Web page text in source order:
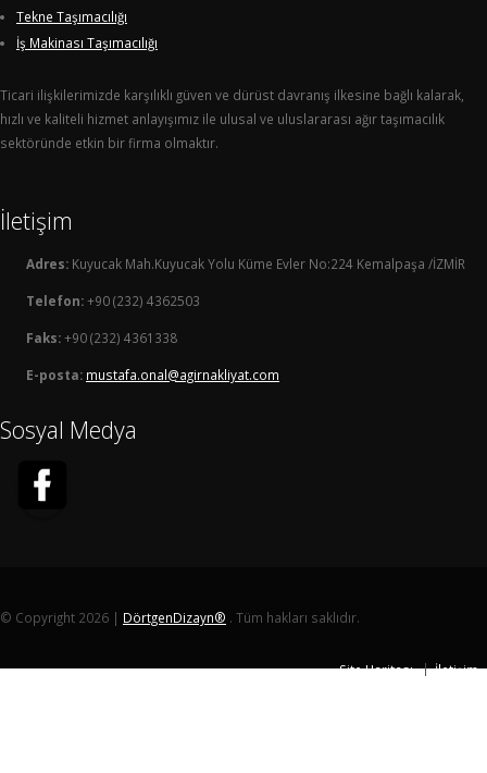
Tekne Taşımacılığı
İş Makinası Taşımacılığı
Ticari ilişkilerimizde karşılıklı güven ve dürüst davranış ilkesine bağlı kalarak,
hızlı ve kaliteli hizmet anlayışımız ile ulusal ve uluslararası ağır taşımacılık
sektöründe etkin bir firma olmaktır.
İletişim
Adres: Kuyucak Mah.Kuyucak Yolu Küme Evler No:224 Kemalpaşa /İZMİR
Telefon:+90 (232) 4362503
Faks:+90 (232) 4361338
E-posta: mustafa.onal@agirnakliyat.com
Sosyal Medya
© Copyright 2026 | DörtgenDizayn® . Tüm hakları saklıdır.
Site Haritası İletişim